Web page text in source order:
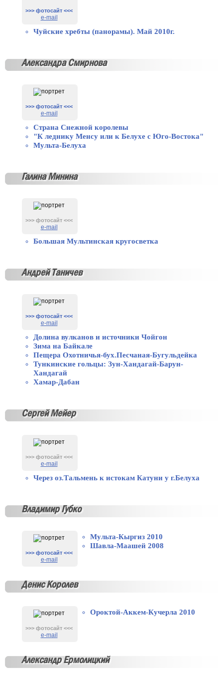
>>> фотосайт <<<
e-mail
Чуйские хребты (панорамы). Май 2010г.
Александра Смирнова
>>> фотосайт <<<
e-mail
Страна Снежной королевы
"К леднику Менсу или к Белухе с Юго-Востока"
Мульта-Белуха
Галина Минина
>>> фотосайт <<<
e-mail
Большая Мультинская кругосветка
Андрей Таничев
>>> фотосайт <<<
e-mail
Долина вулканов и источники Чойгон
Зима на Байкале
Пещера Охотничья-бух.Песчаная-Бугульдейка
Тункинские гольцы: Зун-Хандагай-Барун-
Хандагай
Хамар-Дабан
Сергей Мейер
>>> фотосайт <<<
e-mail
Через оз.Тальмень к истокам Катуни у г.Белуха
Владимир Губко
>>> фотосайт <<<
e-mail
Мульта-Кыргиз 2010
Шавла-Маашей 2008
Денис Королев
>>> фотосайт <<<
e-mail
Ороктой-Аккем-Кучерла 2010
Александр Ермолицкий